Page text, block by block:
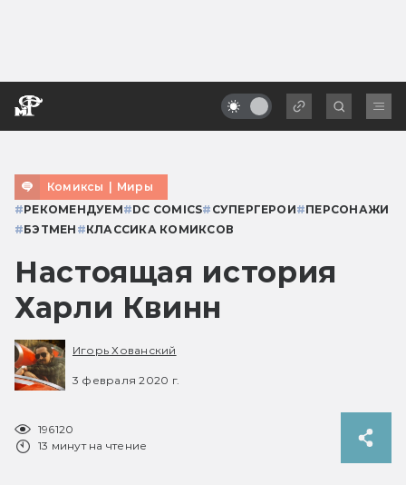
Комиксы | Миры
#РЕКОМЕНДУЕМ#DC COMICS# СУПЕРГЕРОИ#ПЕРСОНАЖИ
#БЭТМЕН #КЛАССИКА КОМИКСОВ
Настоящая история
Харли Квинн
Игорь Хованский
3 февраля 2020 г.
196120
13 минут на чтение